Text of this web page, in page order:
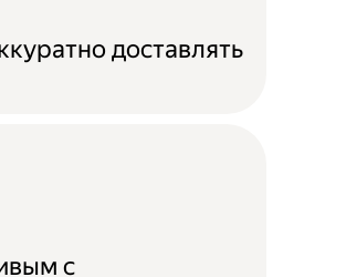
доставлять
с